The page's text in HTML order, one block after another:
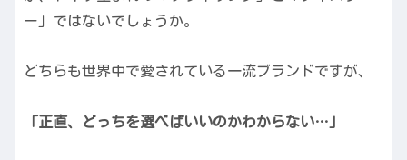
ー」ではないでしょうか。
どちらも世界中で愛されている一流ブランドですが、
「正直、どっちを選べばいいのかわからない…」